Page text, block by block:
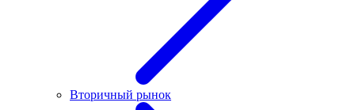
Вторичный рынок